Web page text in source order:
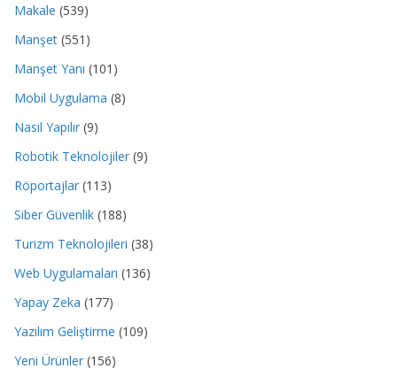
Makale (539)
Manşet (551)
Manşet Yanı (101)
Mobil Uygulama (8)
Nasıl Yapılır (9)
Robotik Teknolojiler (9)
Röportajlar (113)
Siber Güvenlik (188)
Turizm Teknolojileri (38)
Web Uygulamaları (136)
Yapay Zeka (177)
Yazılım Geliştirme (109)
Yeni Ürünler (156)